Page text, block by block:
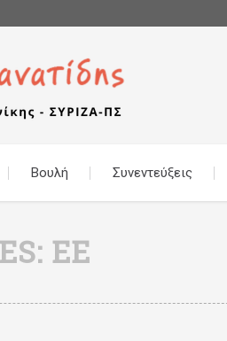
Βουλή Συνεντεύξεις
ΕΕ